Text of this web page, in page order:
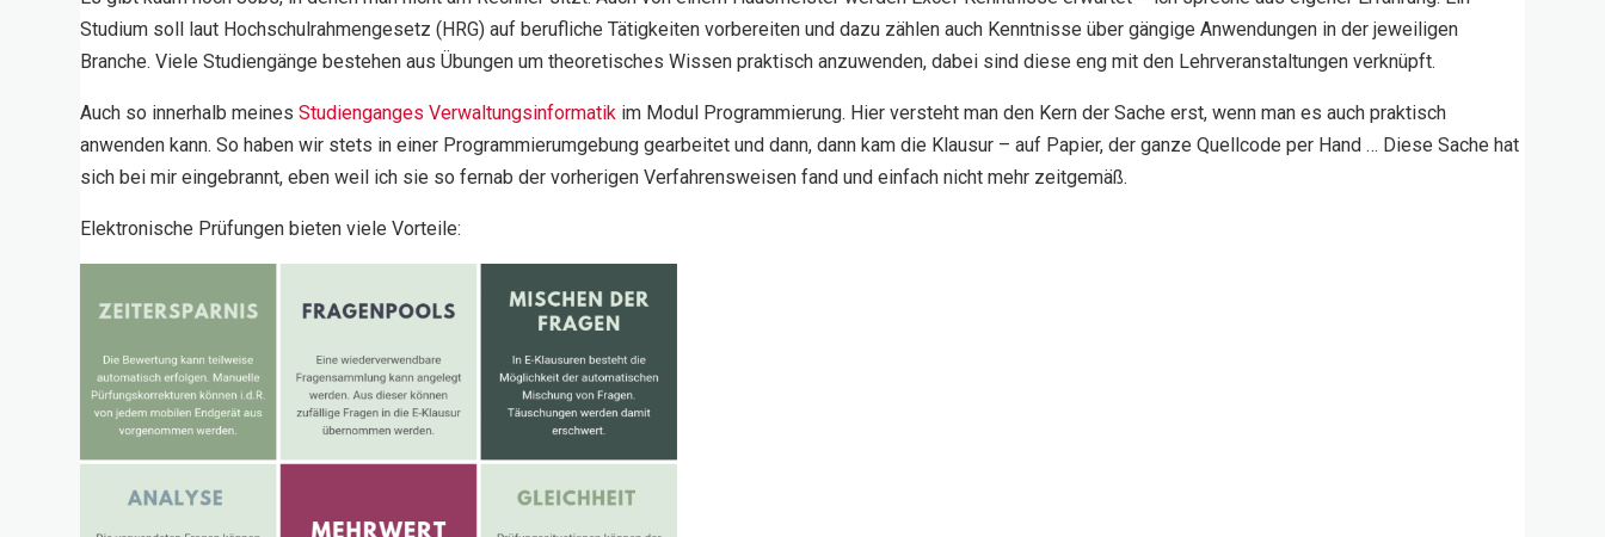
Studium soll laut Hochschulrahmengesetz (HRG) auf berufliche Tätigkeiten vorbereiten und dazu zählen auch Kenntnisse über gängige Anwendungen in der jeweiligen
Branche. Viele Studiengänge bestehen aus Übungen um theoretisches Wissen praktisch anzuwenden, dabei sind diese eng mit den Lehrveranstaltungen verknüpft.
Auch so innerhalb meinesStudienganges Verwaltungsinformatik im Modul Programmierung. Hier versteht man den Kern der Sache erst, wenn man es auch praktisch
anwenden kann. So haben wir stets in einer Programmierumgebung gearbeitet und dann, dann kam die Klausur – auf Papier, der ganze Quellcode per Hand … Diese Sache hat
sich bei mir eingebrannt, eben weil ich sie so fernab der vorherigen Verfahrensweisen fand und einfach nicht mehr zeitgemäß.
Elektronische Prüfungen bieten viele Vorteile: